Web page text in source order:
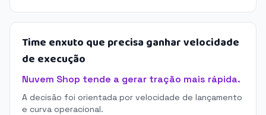
Time enxuto que precisa ganhar velocidade
de execução
Nuvem Shop tende a gerar tração mais rápida.
A decisão foi orientada por velocidade de lançamento
e curva operacional.